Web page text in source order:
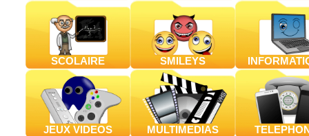
SCOLAIRE SMILEYS
JEUX VIDEOS MULTIMEDIAS